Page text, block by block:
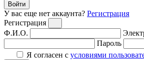
Войти
У вас еще нет аккаунта? Регистрация
Регистрация
Ф.И.О.
Пароль
Я согласен с условиями